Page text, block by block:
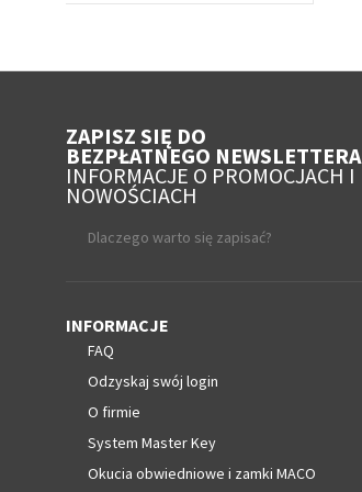
ZAPISZ SIĘ DO
BEZPŁATNEGO NEWSLETTERA
INFORMACJE O PROMOCJACH I
NOWOŚCIACH
Dlaczego warto się zapisać?
INFORMACJE
FAQ
Odzyskaj swój login
O firmie
System Master Key
Okucia obwiedniowe i zamki MACO